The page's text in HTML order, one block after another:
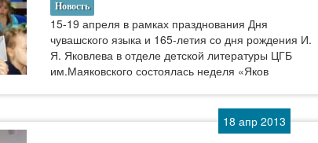
Новость
15-19 апреля в рамках празднования Дня
чувашского языка и 165-летия со дня рождения И.
Я. Яковлева в отделе детской литературы ЦГБ
им.Маяковского состоялась неделя «Яков
18 апр 2013